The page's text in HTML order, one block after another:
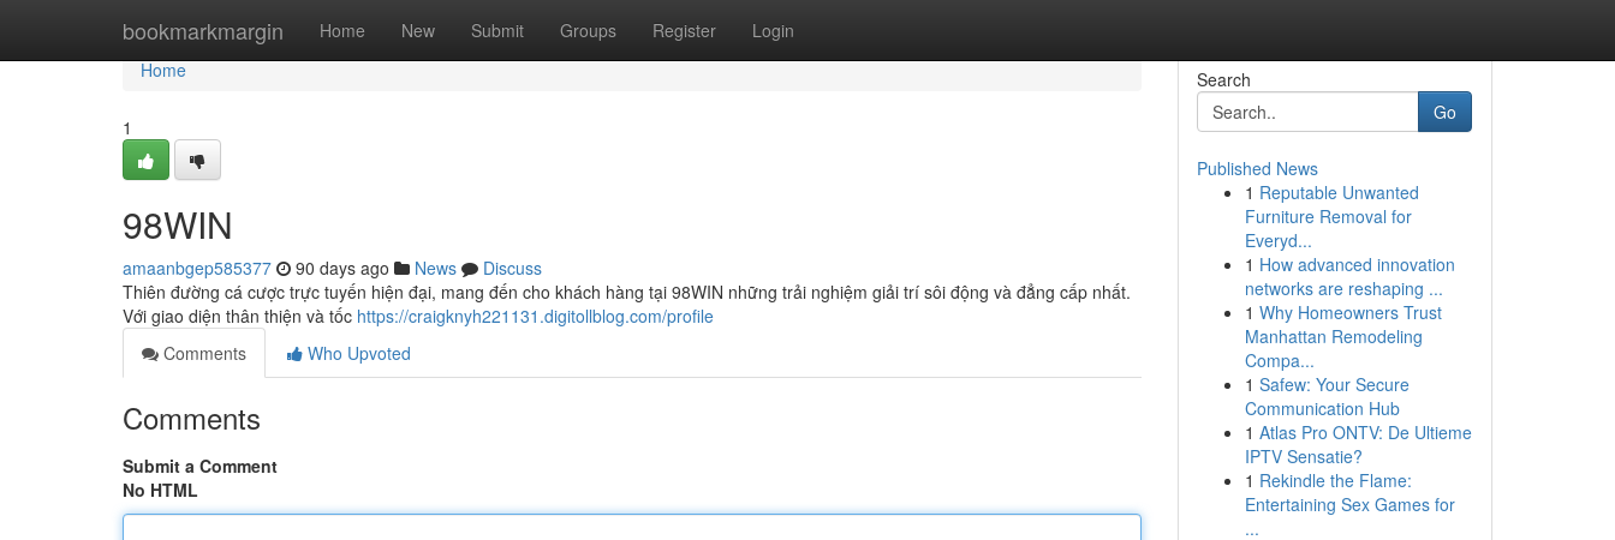
bookmarkmargin Home New Submit Groups Register Login
Home
Home
1
98WIN
amaanbgep585377 90 days ago News
Discuss
Thiên đường cá cược trực tuyến hiện đại, mang đến cho khách hàng tại 98WIN những trải nghiệm giải trí sôi động và đẳng cấp nhất.
Với giao diện thân thiện và tốc https://craigknyh221131.digitollblog.com/profile
Comments
Who Upvoted
Comments
Submit a Comment
No HTML
Search
Go
Published News
1 Reputable Unwanted
Furniture Removal for
Everyd...
1 How advanced innovation
networks are reshaping ...
1 Why Homeowners Trust
Manhattan Remodeling
Compa...
1 Safew: Your Secure
Communication Hub
1 Atlas Pro ONTV: De Ultieme
IPTV Sensatie?
1 Rekindle the Flame:
Entertaining Sex Games for
...